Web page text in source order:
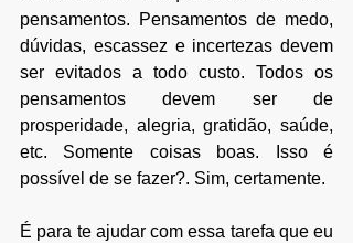
pensamentos. Pensamentos de medo,
dúvidas, escassez e incertezas devem
ser evitados a todo custo. Todos os
pensamentos devem ser de
prosperidade, alegria, gratidão, saúde,
etc. Somente coisas boas. Isso é
possível de se fazer?. Sim, certamente.
É para te ajudar com essa tarefa que eu